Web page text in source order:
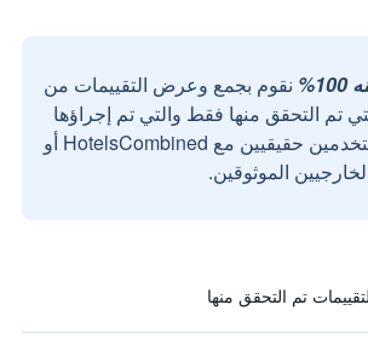
نقوم بجمع وعرض التقييمات من
تم التحقق منها فقط والتي تم إجراؤها
بواسطة مستخدمين حقيقيين مع HotelsCombined أو
الموثوقين.